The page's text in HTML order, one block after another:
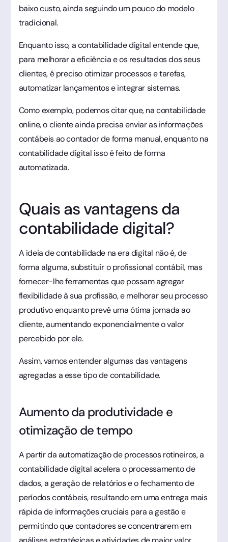
baixo custo, ainda seguindo um pouco do modelo
tradicional.
Enquanto isso, a contabilidade digital entende que,
para melhorar a eficiência e os resultados dos seus
clientes, é preciso otimizar processos e tarefas,
automatizar lançamentos e integrar sistemas.
Como exemplo, podemos citar que, na contabilidade
online, o cliente ainda precisa enviar as informações
contábeis ao contador de forma manual, enquanto na
contabilidade digital isso é feito de forma
automatizada.
Quais as vantagens da
contabilidade digital?
A ideia de contabilidade na era digital não é, de
forma alguma, substituir o profissional contábil, mas
fornecer-lhe ferramentas que possam agregar
flexibilidade à sua profissão, e melhorar seu processo
produtivo enquanto prevê uma ótima jornada ao
cliente, aumentando exponencialmente o valor
percebido por ele.
Assim, vamos entender algumas das vantagens
agregadas a esse tipo de contabilidade.
Aumento da produtividade e
otimização de tempo
A partir da automatização de processos rotineiros, a
contabilidade digital acelera o processamento de
dados, a geração de relatórios e o fechamento de
períodos contábeis, resultando em uma entrega mais
rápida de informações cruciais para a gestão e
permitindo que contadores se concentrarem em